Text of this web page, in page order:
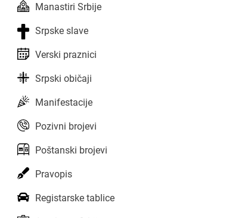
Manastiri Srbije
Srpske slave
Verski praznici
Srpski običaji
Manifestacije
Pozivni brojevi
Poštanski brojevi
Pravopis
Registarske tablice